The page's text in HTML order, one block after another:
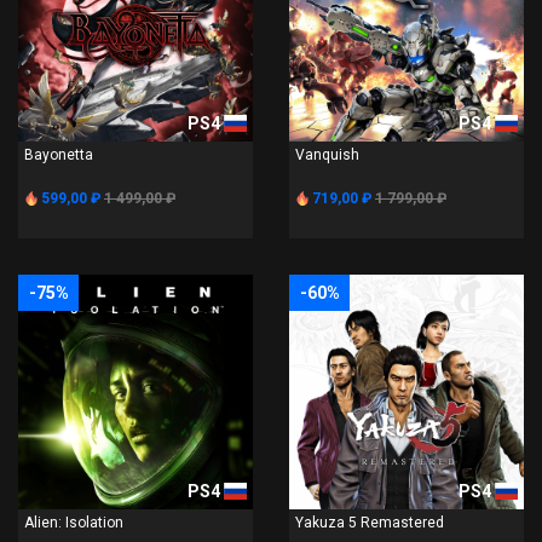
PS4
Bayonetta
599,00 ₽ 1 499,00 ₽
PS4
Vanquish
719,00 ₽ 1 799,00 ₽
-75%
PS4
Alien: Isolation
-60%
PS4
Yakuza 5 Remastered